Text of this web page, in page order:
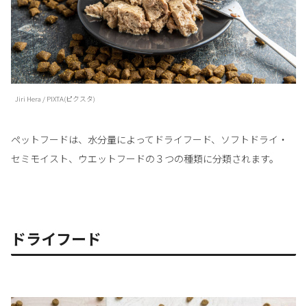
Jiri Hera / PIXTA(ピクスタ)
ペットフードは、水分量によってドライフード、ソフトドライ・
セミモイスト、ウエットフードの３つの種類に分類されます。
ドライフード